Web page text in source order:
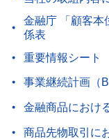
金融庁 「顧客本
係表
重要情報シート
事業継続計画（
金融商品におけ
商品先物取引に